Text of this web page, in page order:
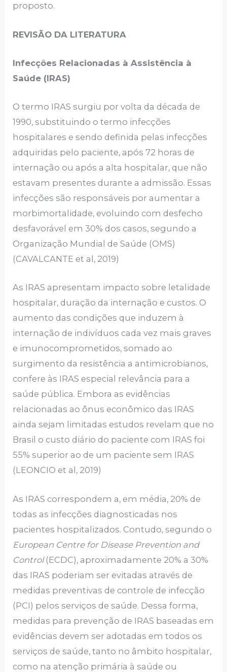
proposto.
REVISÃO DA LITERATURA
Infecções Relacionadas à Assistência à
Saúde (IRAS)
O termo IRAS surgiu por volta da década de
1990, substituindo o termo infecções
hospitalares e sendo definida pelas infecções
adquiridas pelo paciente, após 72 horas de
internação ou após a alta hospitalar, que não
estavam presentes durante a admissão. Essas
infecções são responsáveis por aumentar a
morbimortalidade, evoluindo com desfecho
desfavorável em 30% dos casos, segundo a
Organização Mundial de Saúde (OMS)
(CAVALCANTE et al, 2019)
As IRAS apresentam impacto sobre letalidade
hospitalar, duração da internação e custos. O
aumento das condições que induzem à
internação de indivíduos cada vez mais graves
e imunocomprometidos, somado ao
surgimento da resistência a antimicrobianos,
confere às IRAS especial relevância para a
saúde pública. Embora as evidências
relacionadas ao ônus econômico das IRAS
ainda sejam limitadas estudos revelam que no
Brasil o custo diário do paciente com IRAS foi
55% superior ao de um paciente sem IRAS
(LEONCIO et al, 2019)
As IRAS correspondem a, em média, 20% de
todas as infecções diagnosticadas nos
pacientes hospitalizados. Contudo, segundo o
European Centre for Disease Prevention and
Control (ECDC), aproximadamente 20% a 30%
das IRAS poderiam ser evitadas através de
medidas preventivas de controle de infecção
(PCI) pelos serviços de saúde. Dessa forma,
medidas para prevenção de IRAS baseadas em
evidências devem ser adotadas em todos os
serviços de saúde, tanto no âmbito hospitalar,
como na atenção primária à saúde ou